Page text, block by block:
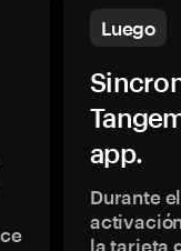
Luego
app.
Durante
la tarjeta